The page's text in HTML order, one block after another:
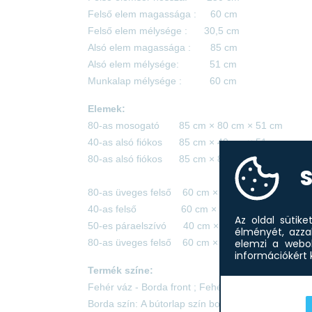
Felső elem magassága : 60 cm
Felső elem mélysége : 30,5 cm
Alsó elem magassága : 85 cm
Alsó elem mélysége: 51 cm
Munkalap mélysége : 60 cm
Elemek:
80-as mosogató 85 cm × 80 cm × 51 cm
40-as alsó fiókos 85 cm × 40 cm × 51 cm
80-as alsó fiókos 85 cm × 80 cm × 51 cm
80-as üveges felső 60 cm × 80 cm × 30,5 cm
40-as felső 60 cm × 40 cm × 30,5 cm
50-es páraelszívó 40 cm × 50 cm × 30,5 cm
80-as üveges felső 60 cm × 80 cm × 30,5 cm
Termék színe:
Fehér váz - Borda front ; Fehér fiók elő/üvegkeret
Borda szín: A bútorlap szín bordázott felületű
Az oldal
élményét,
elemzi a
információkért